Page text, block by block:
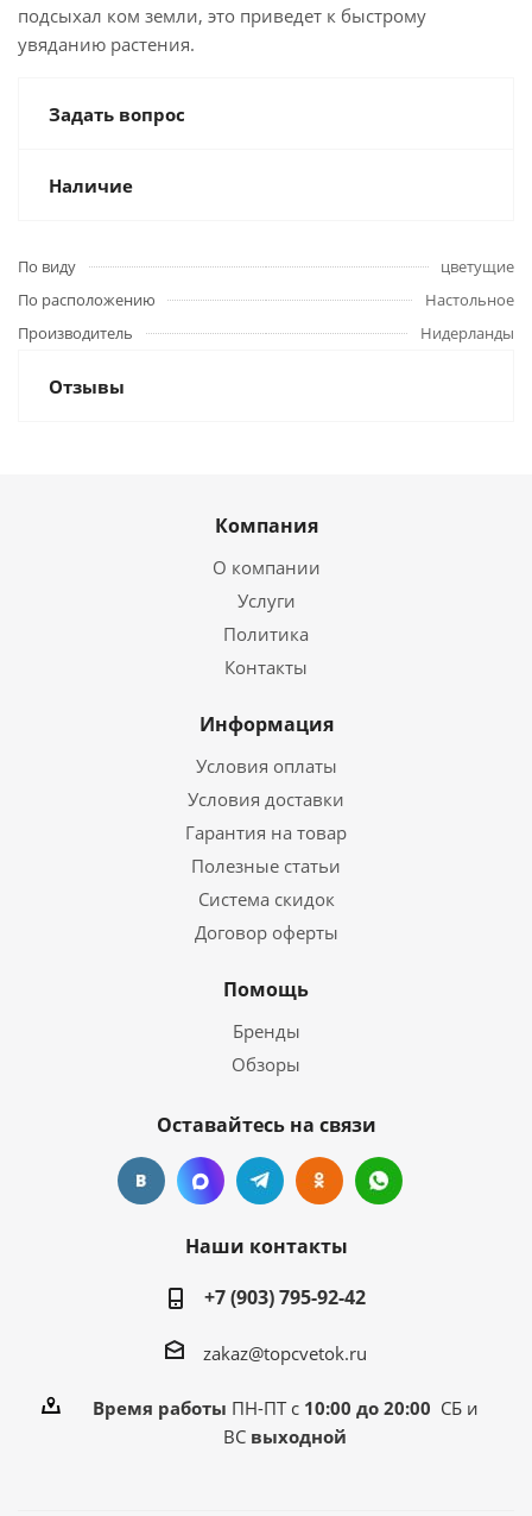
подсыхал ком земли, это приведет к быстрому
увяданию растения.
Задать вопрос
Наличие
По виду
цветущие
По расположению
Настольное
Производитель
Нидерланды
Отзывы
Компания
О компании
Услуги
Политика
Контакты
Информация
Условия оплаты
Условия доставки
Гарантия на товар
Полезные статьи
Система скидок
Договор оферты
Помощь
Бренды
Обзоры
Оставайтесь на связи
Наши контакты
+7 (903) 795-92-42
zakaz@topcvetok.ru
Время работы ПН-ПТ с 10:00 до 20:00 СБ и
ВС выходной